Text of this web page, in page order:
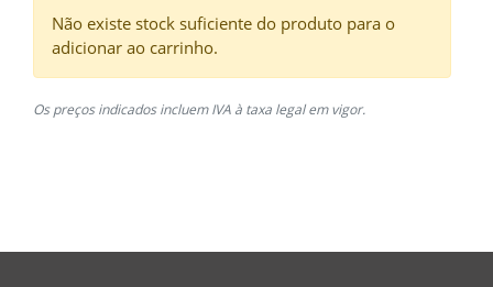
Não existe stock suficiente do produto para o
adicionar ao carrinho.
Os preços indicados incluem IVA à taxa legal em vigor.